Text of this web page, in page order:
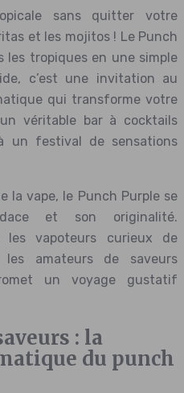
sans quitter votre
et les mojitos ! Le Punch
les tropiques en une simple
c’est une invitation au
qui transforme votre
véritable bar à cocktails
un festival de sensations
la vape, le Punch Purple se
et son originalité.
les vapoteurs curieux de
les amateurs de saveurs
un voyage gustatif
: la
du punch